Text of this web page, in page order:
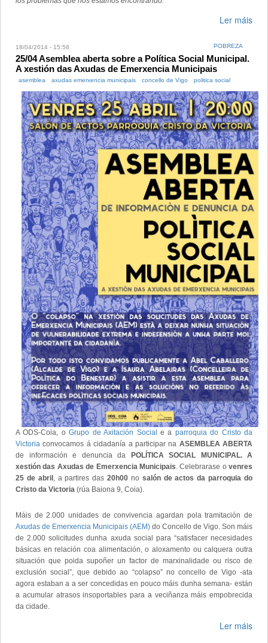
Ler máis
18/04/2014 - 15:58 POBREZA
25/04 Asemblea aberta sobre a Política Social Municipal.
A xestión das Axudas de Emerxencia Municipais
asemblea axudas emerxencia municipais concello de Vigo politica social
A ODS-Coia, oGrupo de Axitación Social e a parroquia do Cristo da
Victoria convocamos á cidadanía a participar na ASEMBLEA ABERTA
de información e denuncia da
POLÍTICA SOCIAL MUNICIPAL. A
xestión das Axudas de Emerxencia Municipais. Celebrarase o venres
25 de abril , a partires das20h00 no salón de actos da parroquia do
Cristo da Victoria (rúa Baiona 9, Coia).
Máis de 2.000 unidades de convivencia agardan pola tramitación de
Axudas de Emerxencia Municipais (AEM) do Concello de Vigo. Son máis
de 2.000 solicitudes dunha axuda social para “satisfacer necesidades
básicas en relación coa alimentación, o aloxamento ou calquera outra
situación que poida supoñer un factor de marxinalidade ou risco de
exclusión social”, que debido ao “colapso” no concello de Vigo -ata
agora estaban a a ser concedidas en pouco máis dunha semana- están
a acumular atrasos insoportables para a veciñanza máis empobrecida
da cidade.
Ler máis